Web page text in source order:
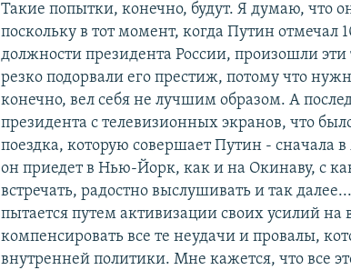
Такие попытки, конечно, будут. Я думаю, что
поскольку в тот момент, когда Путин отмечал
должности президента России, произошли
резко подорвали его престиж, потому что
конечно, вел себя не лучшим образом. А
президента с телевизионных экранов, что
поездка, которую совершает Путин -
он приедет в Нью-Йорк, как и на Окинаву, с
встречать, радостно выслушивать и так
пытается путем активизации своих усилий
компенсировать все те неудачи и провалы,
внутренней политики. Мне кажется, что все